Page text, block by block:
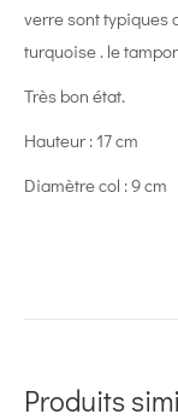
verre sont typiques
turquoise . le
Très bon état.
Hauteur : 17 cm
Diamètre col : 9 cm
Produits